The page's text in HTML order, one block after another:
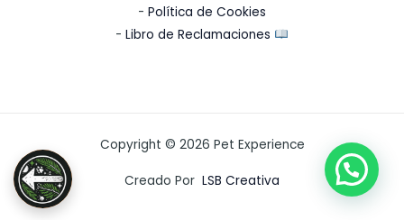
- Política de Cookies
-Libro de Reclamaciones
Copyright © 2026 Pet Experience
Creado Por LSB Creativa